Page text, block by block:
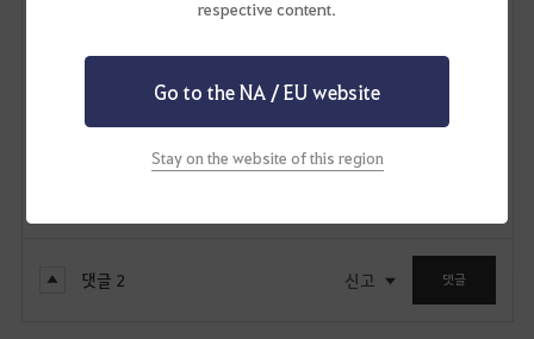
respective content.
Go to the NA / EU website
Stay on the website of this region
7
라젠닉트
Lv비공개 소려혼
댓글 2 신고 댓글